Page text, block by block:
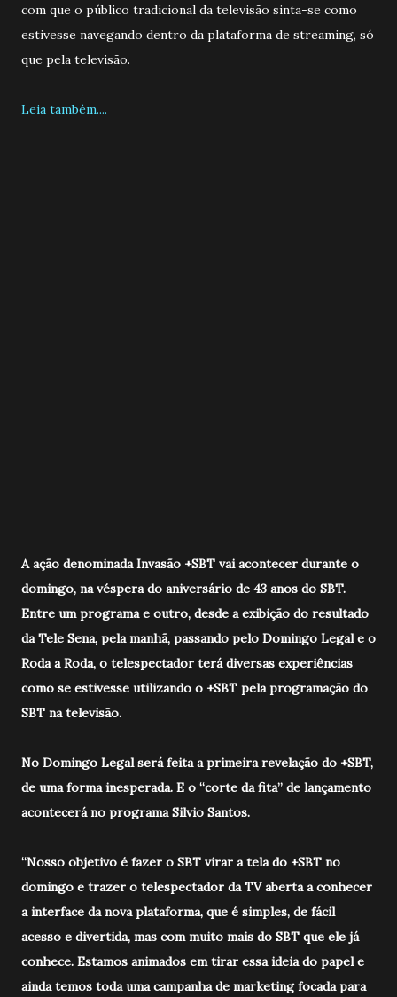
com que o público tradicional da televisão sinta-se como
estivesse navegando dentro da plataforma de streaming, só
que pela televisão.
Leia também....
A ação denominada Invasão +SBT vai acontecer durante o
domingo, na véspera do aniversário de 43 anos do SBT.
Entre um programa e outro, desde a exibição do resultado
da Tele Sena, pela manhã, passando pelo Domingo Legal e o
Roda a Roda, o telespectador terá diversas experiências
como se estivesse utilizando o +SBT pela programação do
SBT na televisão.
No Domingo Legal será feita a primeira revelação do +SBT,
de uma forma inesperada. E o “corte da fita” de lançamento
acontecerá no programa Silvio Santos.
“Nosso objetivo é fazer o SBT virar a tela do +SBT no
domingo e trazer o telespectador da TV aberta a conhecer
a interface da nova plataforma, que é simples, de fácil
acesso e divertida, mas com muito mais do SBT que ele já
conhece. Estamos animados em tirar essa ideia do papel e
ainda temos toda uma campanha de marketing focada para